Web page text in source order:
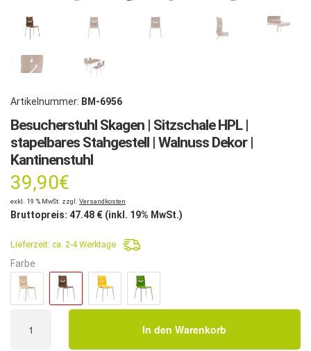
Artikelnummer: BM-6956
Besucherstuhl Skagen | Sitzschale HPL |
stapelbares Stahgestell | Walnuss Dekor |
Kantinenstuhl
39,90€
exkl. 19 % MwSt. zzgl. Versandkosten
Bruttopreis: 47.48 € (inkl. 19% MwSt.)
Lieferzeit: ca. 2-4 Werktage
Farbe
Skagen
In den Warenkorb